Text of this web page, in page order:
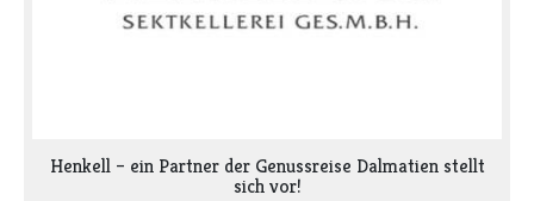
Henkell – ein Partner der Genussreise Dalmatien stellt
sich vor!